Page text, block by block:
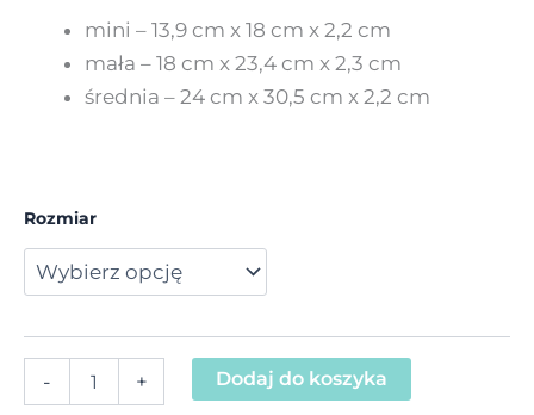
mini – 13,9 cm x 18 cm x 2,2 cm
mała – 18 cm x 23,4 cm x 2,3 cm
średnia – 24 cm x 30,5 cm x 2,2 cm
Rozmiar
- + Dodaj do koszyka